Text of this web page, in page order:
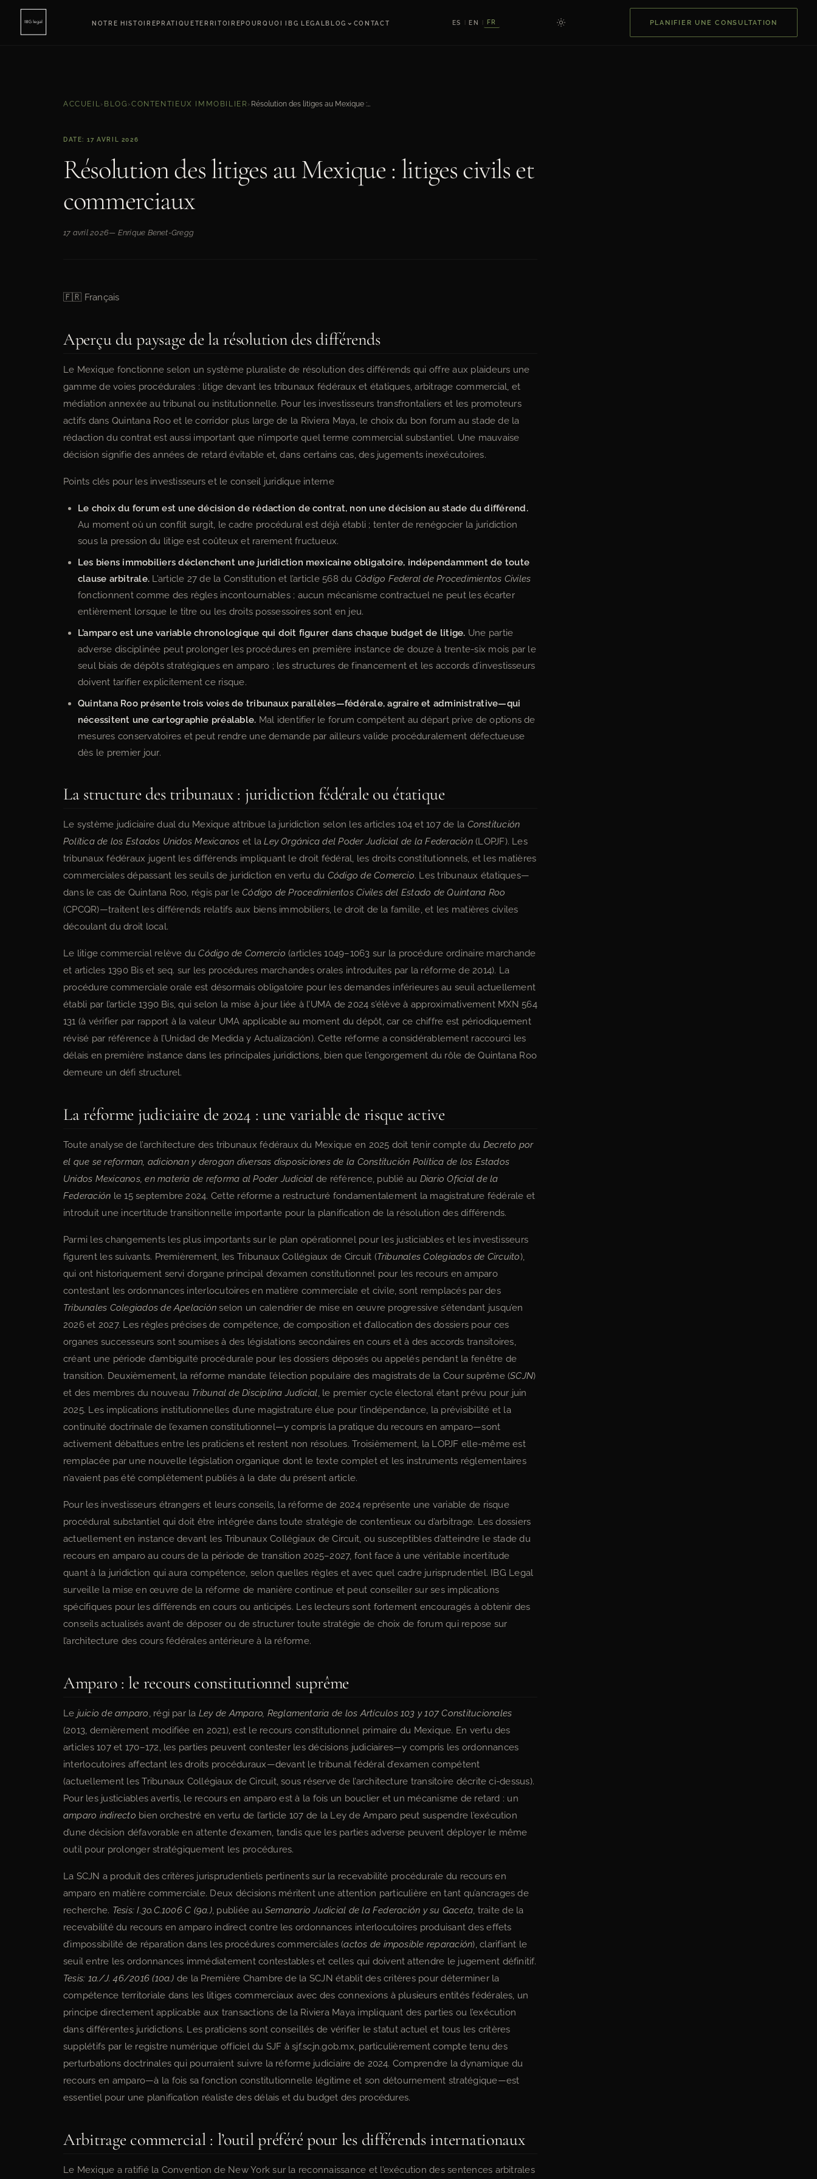
NOTRE HISTOIREPRATIQUETERRITOIREPOURQUOI IBG LEGALBLOG ⌄ CONTACT ES EN FR PLANIFIER UNE CONSULTATION
ACCUEIL › BLOG ›CONTENTIEUX IMMOBILIER › Résolution des litiges au Mexique : litiges civils et commerciaux
DATE: 17 AVRIL 2026
Résolution des litiges au Mexique : litiges civils et
commerciaux
17 avril 2026— Enrique Benet-Gregg
🇫🇷 Français
Aperçu du paysage de la résolution des différends
Le Mexique fonctionne selon un système pluraliste de résolution des différends qui offre aux plaideurs une
gamme de voies procédurales : litige devant les tribunaux fédéraux et étatiques, arbitrage commercial, et
médiation annexée au tribunal ou institutionnelle. Pour les investisseurs transfrontaliers et les promoteurs
actifs dans Quintana Roo et le corridor plus large de la Riviera Maya, le choix du bon forum au stade de la
rédaction du contrat est aussi important que n’importe quel terme commercial substantiel. Une mauvaise
décision signifie des années de retard évitable et, dans certains cas, des jugements inexécutoires.
Points clés pour les investisseurs et le conseil juridique interne
Le choix du forum est une décision de rédaction de contrat, non une décision au stade du différend.
Au moment où un conflit surgit, le cadre procédural est déjà établi ; tenter de renégocier la juridiction
sous la pression du litige est coûteux et rarement fructueux.
Les biens immobiliers déclenchent une juridiction mexicaine obligatoire, indépendamment de toute
clause arbitrale. L’article 27 de la Constitution et l’article 568 du Código Federal de Procedimientos Civiles
fonctionnent comme des règles incontournables ; aucun mécanisme contractuel ne peut les écarter
entièrement lorsque le titre ou les droits possessoires sont en jeu.
L’amparo est une variable chronologique qui doit figurer dans chaque budget de litige. Une partie
adverse disciplinée peut prolonger les procédures en première instance de douze à trente-six mois par le
seul biais de dépôts stratégiques en amparo ; les structures de financement et les accords d’investisseurs
doivent tarifier explicitement ce risque.
Quintana Roo présente trois voies de tribunaux parallèles—fédérale, agraire et administrative—qui
nécessitent une cartographie préalable. Mal identifier le forum compétent au départ prive de options de
mesures conservatoires et peut rendre une demande par ailleurs valide procéduralement défectueuse
dès le premier jour.
La structure des tribunaux : juridiction fédérale ou étatique
Le système judiciaire dual du Mexique attribue la juridiction selon les articles 104 et 107 de la Constitución
Política de los Estados Unidos Mexicanos et laLey Orgánica del Poder Judicial de la Federación(LOPJF). Les
tribunaux fédéraux jugent les différends impliquant le droit fédéral, les droits constitutionnels, et les matières
commerciales dépassant les seuils de juridiction en vertu du Código de Comercio. Les tribunaux étatiques—
dans le cas de Quintana Roo, régis par leCódigo de Procedimientos Civiles del Estado de Quintana Roo
(CPCQR)—traitent les différends relatifs aux biens immobiliers, le droit de la famille, et les matières civiles
découlant du droit local.
Le litige commercial relève duCódigo de Comercio (articles 1049–1063 sur la procédure ordinaire marchande
et articles 1390 Bis et seq. sur les procédures marchandes orales introduites par la réforme de 2014). La
procédure commerciale orale est désormais obligatoire pour les demandes inférieures au seuil actuellement
établi par l’article 1390 Bis, qui selon la mise à jour liée à l’UMA de 2024 s’élève à approximativement MXN 564
131 (à vérifier par rapport à la valeur UMA applicable au moment du dépôt, car ce chiffre est périodiquement
révisé par référence à l’Unidad de Medida y Actualización). Cette réforme a considérablement raccourci les
délais en première instance dans les principales juridictions, bien que l’engorgement du rôle de Quintana Roo
demeure un défi structurel.
La réforme judiciaire de 2024 : une variable de risque active
Toute analyse de l’architecture des tribunaux fédéraux du Mexique en 2025 doit tenir compte du Decreto por
el que se reforman, adicionan y derogan diversas disposiciones de la Constitución Política de los Estados
Unidos Mexicanos, en materia de reforma al Poder Judicial de référence, publié au Diario Oficial de la
Federación le 15 septembre 2024. Cette réforme a restructuré fondamentalement la magistrature fédérale et
introduit une incertitude transitionnelle importante pour la planification de la résolution des différends.
Parmi les changements les plus importants sur le plan opérationnel pour les justiciables et les investisseurs
figurent les suivants. Premièrement, les Tribunaux Collégiaux de Circuit (Tribunales Colegiados de Circuito),
qui ont historiquement servi d’organe principal d’examen constitutionnel pour les recours en amparo
contestant les ordonnances interlocutoires en matière commerciale et civile, sont remplacés par des
Tribunales Colegiados de Apelación selon un calendrier de mise en œuvre progressive s’étendant jusqu’en
2026 et 2027. Les règles précises de compétence, de composition et d’allocation des dossiers pour ces
organes successeurs sont soumises à des législations secondaires en cours et à des accords transitoires,
créant une période d’ambiguïté procédurale pour les dossiers déposés ou appelés pendant la fenêtre de
transition. Deuxièmement, la réforme mandate l’élection populaire des magistrats de la Cour suprême (SCJN)
et des membres du nouveau Tribunal de Disciplina Judicial, le premier cycle électoral étant prévu pour juin
2025. Les implications institutionnelles d’une magistrature élue pour l’indépendance, la prévisibilité et la
continuité doctrinale de l’examen constitutionnel—y compris la pratique du recours en amparo—sont
activement débattues entre les praticiens et restent non résolues. Troisièmement, la LOPJF elle-même est
remplacée par une nouvelle législation organique dont le texte complet et les instruments réglementaires
n’avaient pas été complètement publiés à la date du présent article.
Pour les investisseurs étrangers et leurs conseils, la réforme de 2024 représente une variable de risque
procédural substantiel qui doit être intégrée dans toute stratégie de contentieux ou d’arbitrage. Les dossiers
actuellement en instance devant les Tribunaux Collégiaux de Circuit, ou susceptibles d’atteindre le stade du
recours en amparo au cours de la période de transition 2025–2027, font face à une véritable incertitude
quant à la juridiction qui aura compétence, selon quelles règles et avec quel cadre jurisprudentiel. IBG Legal
surveille la mise en œuvre de la réforme de manière continue et peut conseiller sur ses implications
spécifiques pour les différends en cours ou anticipés. Les lecteurs sont fortement encouragés à obtenir des
conseils actualisés avant de déposer ou de structurer toute stratégie de choix de forum qui repose sur
l’architecture des cours fédérales antérieure à la réforme.
Amparo : le recours constitutionnel suprême
Le juicio de amparo, régi par la Ley de Amparo, Reglamentaria de los Artículos 103 y 107 Constitucionales
(2013, dernièrement modifiée en 2021), est le recours constitutionnel primaire du Mexique. En vertu des
articles 107 et 170–172, les parties peuvent contester les décisions judiciaires—y compris les ordonnances
interlocutoires affectant les droits procéduraux—devant le tribunal fédéral d’examen compétent
(actuellement les Tribunaux Collégiaux de Circuit, sous réserve de l’architecture transitoire décrite ci-dessus).
Pour les justiciables avertis, le recours en amparo est à la fois un bouclier et un mécanisme de retard : un
amparo indirecto bien orchestré en vertu de l’article 107 de la Ley de Amparo peut suspendre l’exécution
d’une décision défavorable en attente d’examen, tandis que les parties adverse peuvent déployer le même
outil pour prolonger stratégiquement les procédures.
La SCJN a produit des critères jurisprudentiels pertinents sur la recevabilité procédurale du recours en
amparo en matière commerciale. Deux décisions méritent une attention particulière en tant qu’ancrages de
recherche. Tesis: I.3o.C.1006 C (9a.), publiée auSemanario Judicial de la Federación y su Gaceta, traite de la
recevabilité du recours en amparo indirect contre les ordonnances interlocutoires produisant des effets
d’impossibilité de réparation dans les procédures commerciales (actos de imposible reparación), clarifiant le
seuil entre les ordonnances immédiatement contestables et celles qui doivent attendre le jugement définitif.
Tesis: 1a./J. 46/2016 (10a.) de la Première Chambre de la SCJN établit des critères pour déterminer la
compétence territoriale dans les litiges commerciaux avec des connexions à plusieurs entités fédérales, un
principe directement applicable aux transactions de la Riviera Maya impliquant des parties ou l’exécution
dans différentes juridictions. Les praticiens sont conseillés de vérifier le statut actuel et tous les critères
supplétifs par le registre numérique officiel du SJF à sjf.scjn.gob.mx, particulièrement compte tenu des
perturbations doctrinales qui pourraient suivre la réforme judiciaire de 2024. Comprendre la dynamique du
recours en amparo—à la fois sa fonction constitutionnelle légitime et son détournement stratégique—est
essentiel pour une planification réaliste des délais et du budget des procédures.
Arbitrage commercial : l’outil préféré pour les différends internationaux
Le Mexique a ratifié la Convention de New York sur la reconnaissance et l’exécution des sentences arbitrales